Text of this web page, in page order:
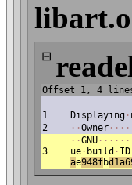
⊟
Offset 1, 4
1 Displaying ·
2
· ·Owner · · · ·
3
· ·GNU · · · · · ·
ue · build · ID
ae948fb